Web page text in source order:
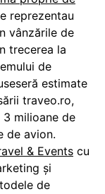
reprezentau
vânzările de
trecerea la
de
estimate
traveo.ro,
3 milioane de
de avion.
& Events cu
și
de